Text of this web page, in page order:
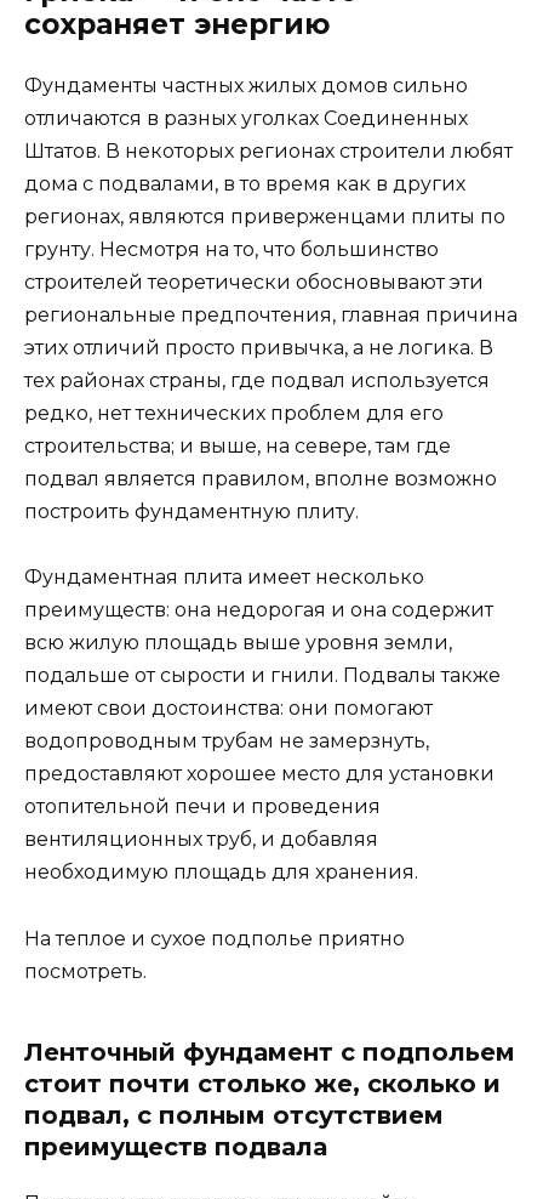
сохраняет энергию
Фундаменты частных жилых домов сильно
отличаются в разных уголках Соединенных
Штатов. В некоторых регионах строители любят
дома с подвалами, в то время как в других
регионах, являются приверженцами плиты по
грунту. Несмотря на то, что большинство
строителей теоретически обосновывают эти
региональные предпочтения, главная причина
этих отличий просто привычка, а не логика. В
тех районах страны, где подвал используется
редко, нет технических проблем для его
строительства; и выше, на севере, там где
подвал является правилом, вполне возможно
построить фундаментную плиту.
Фундаментная плита имеет несколько
преимуществ: она недорогая и она содержит
всю жилую площадь выше уровня земли,
подальше от сырости и гнили. Подвалы также
имеют свои достоинства: они помогают
водопроводным трубам не замерзнуть,
предоставляют хорошее место для установки
отопительной печи и проведения
вентиляционных труб, и добавляя
необходимую площадь для хранения.
На теплое и сухое подполье приятно
посмотреть.
Ленточный фундамент с подпольем
стоит почти столько же, сколько и
подвал, с полным отсутствием
преимуществ подвала